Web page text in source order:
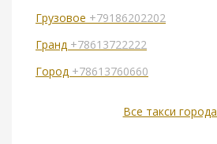
Грузовое +79186202202
Гранд +78613722222
Город +78613760660
Все такси города